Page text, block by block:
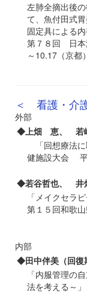
左肺全摘出後
て、魚付田式
固定具による
第７８回 日本
～10.17（京都）
＜ 看護・介
外部
◆上畑 恵、 若
「回想療法
健施設大会 平
◆若谷哲也、 井
「メイクセラ
第１５回和歌
内部
◆田中伴美（回復
「内服管理の
法を考える～」